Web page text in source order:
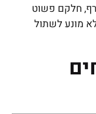
חלקם פשוט
מונע לשתול